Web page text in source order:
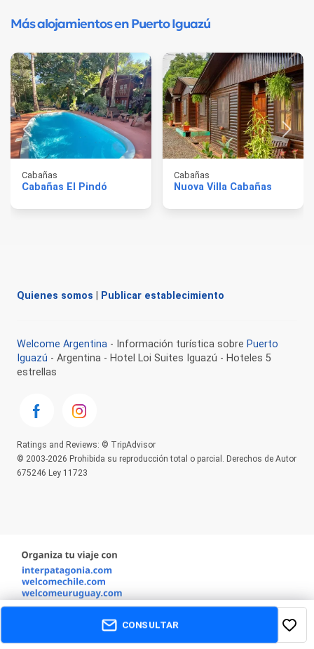
Más alojamientos en Puerto Iguazú
Cabañas
Cabañas El Pindó
Cabañas
Nuova Villa Cabañas
CONSULTAR
Quienes somos Publicar establecimiento
Welcome Argentina - Información turística sobre Puerto
Iguazú - Argentina - Hotel Loi Suites Iguazú - Hoteles 5
estrellas
Ratings and Reviews: © TripAdvisor
© 2003-2026 Prohibida su reproducción total o parcial. Derechos de Autor
675246 Ley 11723